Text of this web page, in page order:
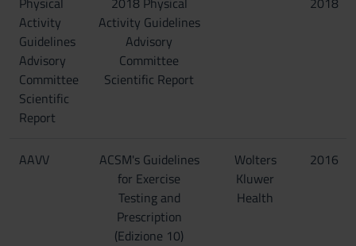
Activity
Guidelines
Advisory
Committee
Scientific
Report
Activity Guidelines
Advisory
Committee
Scientific Report
AAVV
ACSM's Guidelines
for Exercise
Testing and
Prescription
(Edizione 10)
Wolters
Kluwer
Health
2016